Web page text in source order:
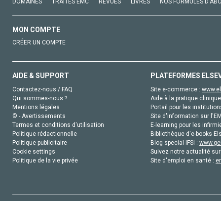
MON COMPTE
CRÉER UN COMPTE
AIDE & SUPPORT
Contactez-nous / FAQ
Qui sommes-nous ?
Mentions légales
© - Avertissements
Termes et conditions d'utilisation
Politique rédactionnelle
Politique publicitaire
Cookie settings
Politique de la vie privée
PLATEFORMES
Site e-commerce :
Aide à la pratique
Portail pour les
Site d'information sur
E-learning pour les
Bibliothèque d'e-books
Blog special IFSI :
Suivez notre actualité
Site d'emploi en santé :